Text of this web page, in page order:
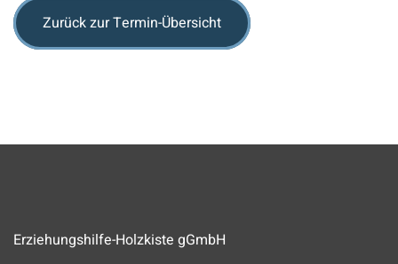
Zurück zur Termin-Übersicht
Erziehungshilfe-Holzkiste gGmbH